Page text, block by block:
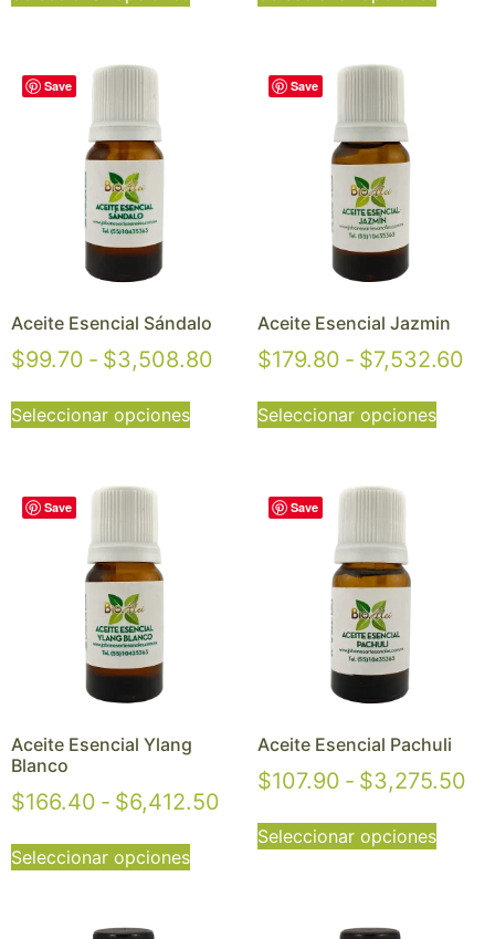
Save
Aceite Esencial Sándalo
$99.70 - $3,508.80
Seleccionar opciones
Save
Aceite Esencial Jazmin
$179.80 - $7,532.60
Seleccionar opciones
Save
Aceite Esencial Ylang
Blanco
$166.40 - $6,412.50
Seleccionar opciones
Save
Aceite Esencial Pachuli
$107.90 - $3,275.50
Seleccionar opciones